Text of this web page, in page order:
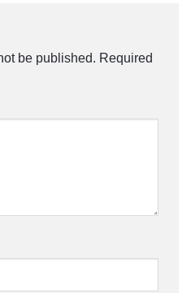
be published. Required